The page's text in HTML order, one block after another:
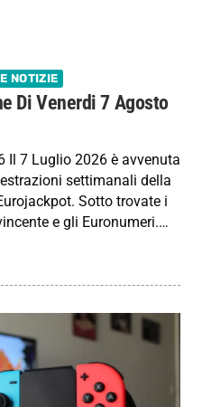
NOTIZIE
Di Venerdi 7 Agosto
Il 7 Luglio 2026 è avvenuta
settimanali della
Sotto trovate i
e gli Euronumeri.…